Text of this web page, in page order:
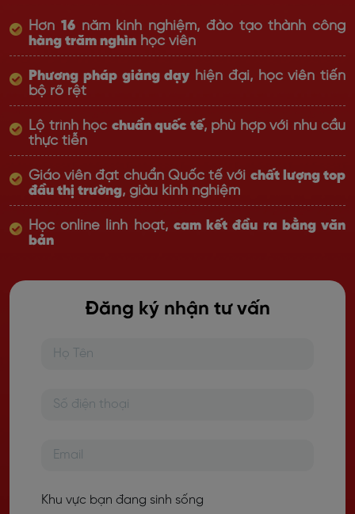
Hơn 16năm kinh nghiệm, đào tạo thành công
hàng trăm nghìn học viên
Phương pháp giảng dạy hiện đại, học viên tiến
bộ rõ rệt
Lộ trình học chuẩn quốc tế, phù hợp với nhu cầu
thực tiễn
Giáo viên đạt chuẩn Quốc tế với chất lượng top
đầu thị trường, giàu kinh nghiệm
Học online linh hoạt, cam kết đầu ra bằng văn
bản
Đăng ký nhận tư vấn
Khu vực bạn đang sinh sống